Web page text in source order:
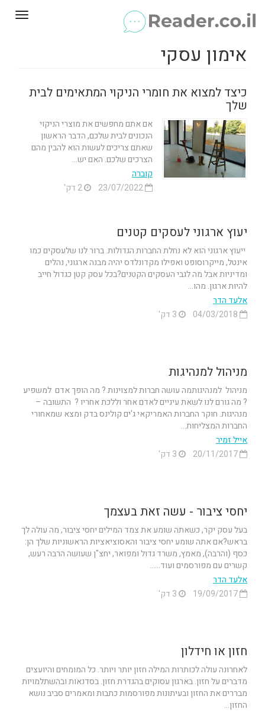
אימון עסקי
כיצד למצוא את חומרי הניקוי המתאימים לבית
שלך
אם אתם מחפשים את מוצרי הניקוי
הנכונים לבית שלכם, הדבר הראשון
שאתם צריכים לעשות הוא להבין מהם
הצרכים שלכם. האם יש...
קוברה
23/07/2022
2 דק'
יעוץ ארגוני לעסקים קטנים
ייעוץ ארגוני הוא לא נחלת החברות הגדולות. ברור לנו שלעסקים כמו
אינטל, מייקרוסופט ואפילו מקדונלדס יהיה מבנה ארגוני, נהלים
ומדיניות אבל מה לגבי העסקים הקטנים?בכל עסק קטן כגדול חייב
להיות ארגון. מהו...
אלעד הדר
מניהול למנהיגות
מניהול למנהיגותמה עושה חברות למצוינות ? מה הופך אדם למשפיע
? מה גורם לנו לשאת עיניים לאדם אחר וללכת אחריו ? התשובה –
מנהיגות. חוקר החברות האמריקאי ג'ים קולינס בדק ומצא שמאחורי
החברות המצליחות...
אייל זמיר
יחסי ציבור - עשה זאת בעצמך
בעל עסק יקר, כשאתה שומע את צמד המילים יחסי ציבור, מה עולה לך
בראש?אם אתה שומע יחסי ציבור והאסוציאציות הראשוניות שלך הן:
כסף (והרבה), מאמץ, משרד גדול ומפואר, יחצ"ן שעושה הרבה רעש,
קשרים עם מפורסמים ועוד......
אלעד הדר
חזון או חידלון
לאחרונה עולה לכותרות המילה חזון יותר ויותר. כל המומחים והיועצים
מדברים על חזון. בארגון עסוקים בהגדרת חזון. בסדנאות ובהשתלמויות
מבררים את החזון ובעיתונות מפורסמות כתבות ומאמרים סביב נושא
החזון...